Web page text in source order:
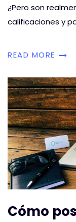
¿Pero son
calificaciones y
READ MORE
Cómo